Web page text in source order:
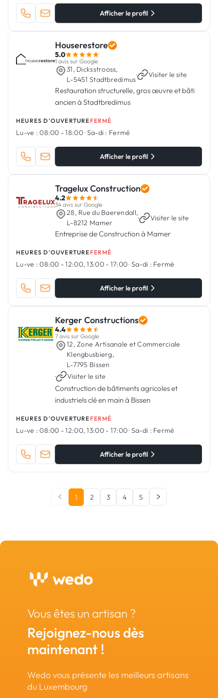
Afficher le profil
Houserestore
5.0
1 avis sur Google
31, Dicksstrooss,
L-5451 Stadtbredimus
· Visiter le site
Restauration structurelle, gros œuvre et bâti
ancien à Stadtbredimus
HEURES D'OUVERTURE FERMÉ
Lu-ve : 08:00 - 18:00·Sa-di : Fermé
Afficher le profil
Tragelux Construction
4.2
34 avis sur Google
28, Rue du Baerendall,
L-8212 Mamer
· Visiter le site
Entreprise de Construction à Mamer
HEURES D'OUVERTURE FERMÉ
Lu-ve : 08:00 - 12:00, 13:00 - 17:00·Sa-di : Fermé
Afficher le profil
Kerger Constructions
4.4
7 avis sur Google
12, Zone Artisanale et Commerciale
Klengbusbierg,
L-7795 Bissen
·
Visiter le site
Construction de bâtiments agricoles et
industriels clé en main à Bissen
HEURES D'OUVERTURE FERMÉ
Lu-ve : 08:00 - 12:00, 13:00 - 17:00·Sa-di : Fermé
Afficher le profil
1 2 3 4 5
Vous êtes un artisan ?
Rejoignez-nous dès
maintenant !
Wedo vous présente les meilleurs artisans
du Luxembourg